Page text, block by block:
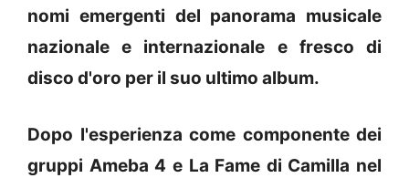
nomi emergenti del panorama musicale
nazionale e internazionale e fresco di
disco d'oro per il suo ultimo album.
Dopo l'esperienza come componente dei
gruppi Ameba 4 e La Fame di Camilla nel